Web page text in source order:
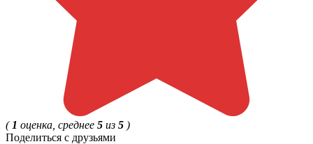
( 1 оценка, среднее 5 из 5 )
Поделиться с друзьями